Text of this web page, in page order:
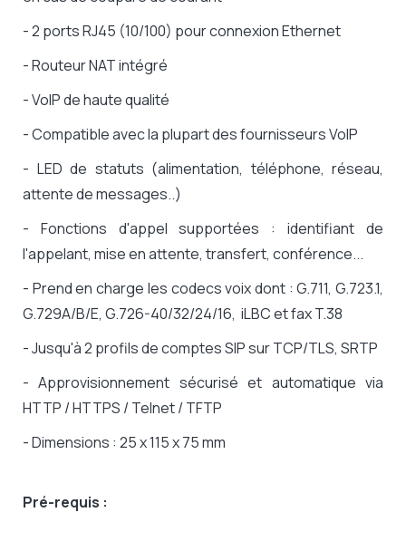
- 2 ports RJ45 (10/100) pour connexion Ethernet
- Routeur NAT intégré
- VoIP de haute qualité
- Compatible avec la plupart des fournisseurs VoIP
- LED de statuts (alimentation, téléphone, réseau,
attente de messages..)
- Fonctions d'appel supportées : identifiant de
l'appelant, mise en attente, transfert, conférence...
- Prend en charge les codecs voix dont : G.711, G.723.1,
G.729A/B/E, G.726-40/32/24/16, iLBC et fax T.38
- Jusqu'à 2 profils de comptes SIP sur TCP/TLS, SRTP
- Approvisionnement sécurisé et automatique via
HTTP / HTTPS / Telnet / TFTP
- Dimensions : 25 x 115 x 75 mm
Pré-requis :